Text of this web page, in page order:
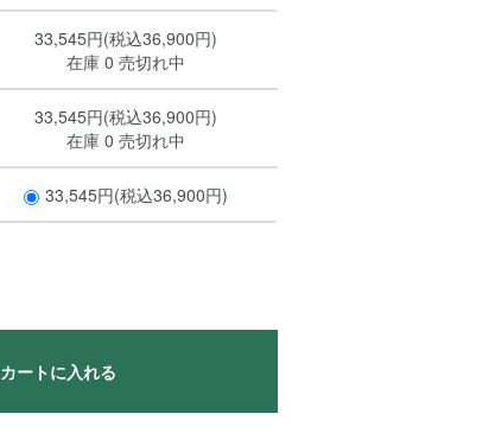
33,545円(税込36,900円)
在庫 0 売切れ中
33,545円(税込36,900円)
在庫 0 売切れ中
33,545円(税込36,900円)
カートに入れる